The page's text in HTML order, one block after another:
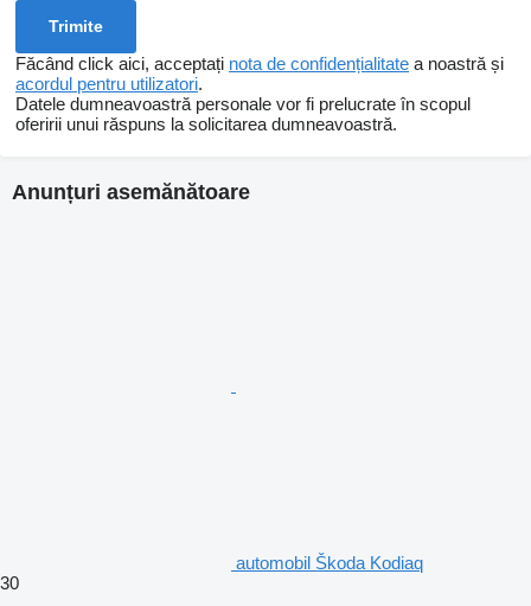
Făcând click aici, acceptați nota de confidențialitate a noastră și
acordul pentru utilizatori.
Datele dumneavoastră personale vor fi prelucrate în scopul
oferirii unui răspuns la solicitarea dumneavoastră.
Anunțuri asemănătoare
automobil Škoda Kodiaq
30